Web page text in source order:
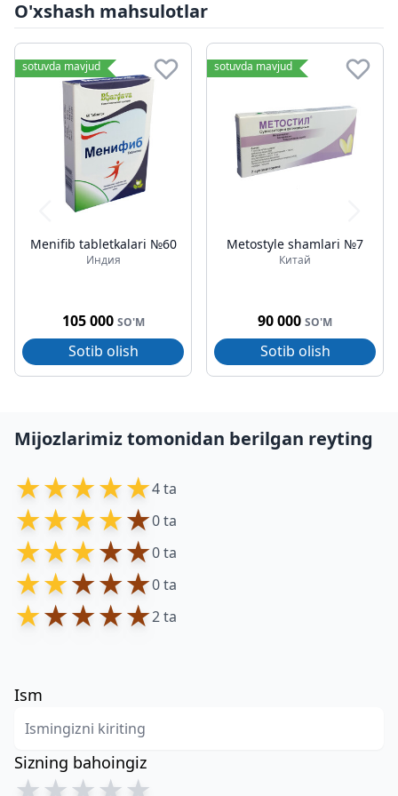
O'xshash mahsulotlar
sotuvda mavjud
Menifib tabletkalari №60
Индия
105 000 SO'M
Sotib olish
sotuvda mavjud
Metostyle shamlari №7
Китай
90 000 SO'M
Sotib olish
Mijozlarimiz tomonidan berilgan reyting
★★★★★4 ta
★★★★★0 ta
★★★★★0 ta
★★★★★0 ta
★★★★★2 ta
Ism
Sizning bahoingiz